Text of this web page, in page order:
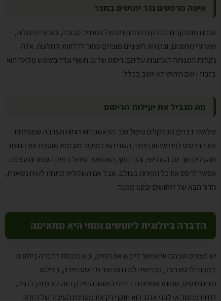
איפה מרססים נגד יתושים בחצר
אנחנו מתמקדים בחלקים התחתונים של צמחייה סבוכה, באזורי פרגולות,
מאחורי מחסנים, ובקירות חיצוניים מוצלים סמוך לדלתות ולחלונות. אלה
נקודות המנוחה האהובות עליהם. ריסוס של גג חשוף וגדר בשמש מלאה הוא
בזבוז - שם היתוש לא יושב בכלל.
מה מגביל את יעילות הריסוס
שלושה דברים מקלקלים טיפול טוב. הראשון הוא רוחות הערבה שמפזרות
את התרסיס לפני שהוא נצמד. השני הוא השקיה מוגזמת שוטפת את החומר
מהעלים תוך יום. השלישי, והכי נפוץ, הוא חוסר טיפול במים העומדים עצמם.
אפשר לרסס את כל הקירות בעולם, אבל אם השלולית מתחת לשיח נשארת,
הדור הבא של היתושים יבקע ממנה.
הדברה ביולוגית ליתושים ומתי היא מתאימה
יש מצבים שבהם אי אפשר לייבש את המים, וכאן נכנסת הדברה ביולוגית.
במקום לרסס רעל, מכניסים למים תכשיר מבוסס חיידק, בצילוס
תורינגיינסיס, שפוגע ספציפית בזחלי היתוש. החיידק הזה לא מזיק לדגים,
לחיות מחמד או לבני אדם. הוא תוקף רק את מערכת העיכול של הזחל.